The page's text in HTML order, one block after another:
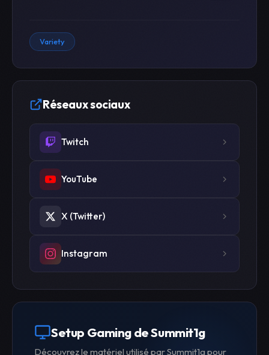
Variety
Réseaux sociaux
Twitch
YouTube
X (Twitter)
Instagram
Setup Gaming de Summit1g
Découvrez le matériel utilisé par Summit1g pour